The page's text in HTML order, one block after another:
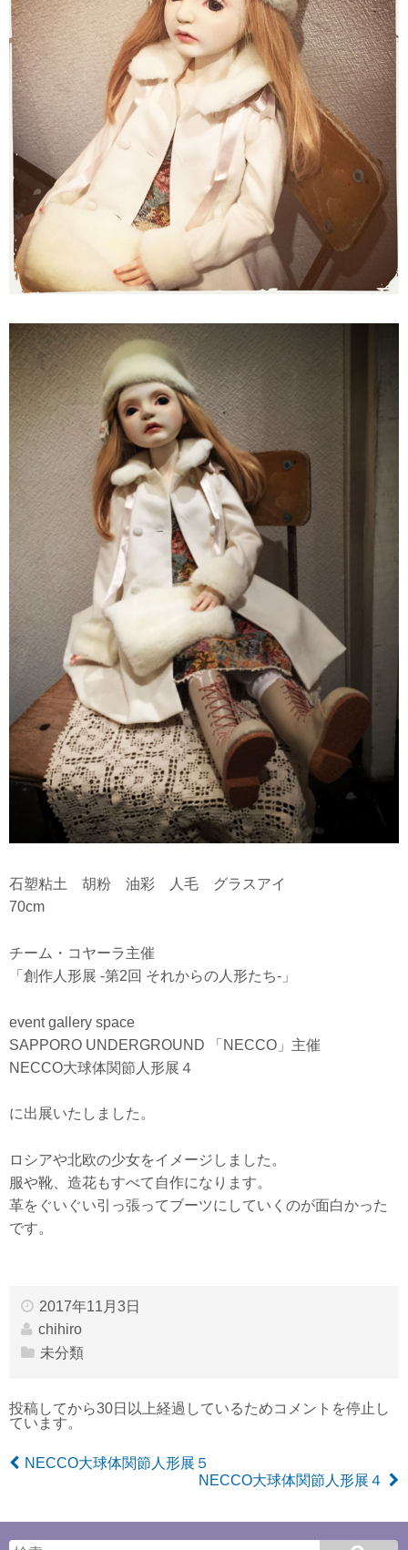
石塑粘土 胡粉 油彩 人毛 グラスアイ
70cm
チーム・コヤーラ主催
「創作人形展 -第2回 それからの人形たち-」
event gallery space
SAPPORO UNDERGROUND 「NECCO」主催
NECCO大球体関節人形展４
に出展いたしました。
ロシアや北欧の少女をイメージしました。
服や靴、造花もすべて自作になります。
革をぐいぐい引っ張ってブーツにしていくのが面白かった
です。
2017年11月3日
chihiro
未分類
投稿してから30日以上経過しているためコメントを停止し
ています。
NECCO大球体関節人形展５
NECCO大球体関節人形展４